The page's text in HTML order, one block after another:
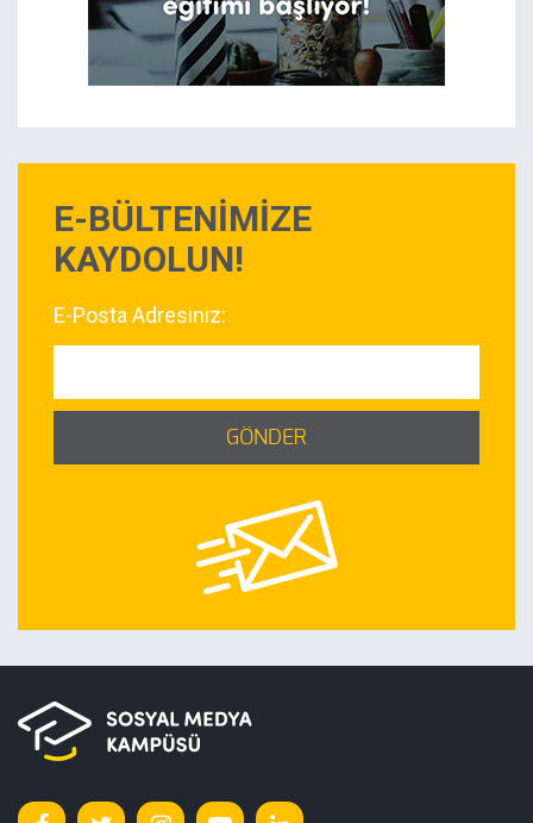
E-BÜLTENİMİZE
KAYDOLUN!
E-Posta Adresiniz:
GÖNDER